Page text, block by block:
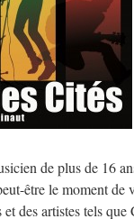
de plus de 16
être le moment
et des artistes tels